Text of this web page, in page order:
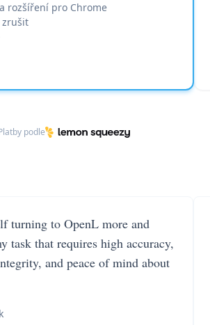
rozšíření pro Chrome
zrušit
podle
turning to OpenL more and
task that requires high accuracy,
and peace of mind about